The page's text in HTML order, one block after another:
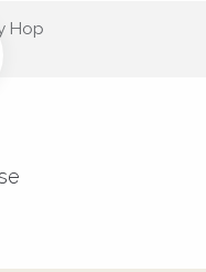
Hop